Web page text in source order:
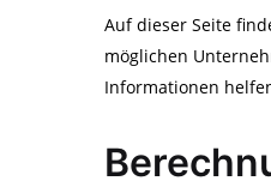
Auf dieser Seite
möglichen
Informationen